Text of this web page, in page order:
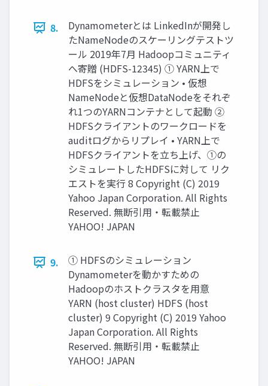
8.
Dynamometerとは LinkedInが開発し
たNameNodeのスケーリングテストツ
ール 2019年7月 Hadoopコミュニティ
へ寄贈 (HDFS-12345) ① YARN上で
HDFSをシミュレーション • 仮想
NameNodeと仮想DataNodeをそれぞ
れ1つのYARNコンテナとして起動 ②
HDFSクライアントのワークロードを
auditログからリプレイ • YARN上で
HDFSクライアントを立ち上げ、①の
シミュレートしたHDFSに対して リク
エストを実行 8 Copyright (C) 2019
Yahoo Japan Corporation. All Rights
Reserved. 無断引用・転載禁止
YAHOO! JAPAN
9.
① HDFSのシミュレーション
Dynamometerを動かすための
Hadoopのホストクラスタを用意
YARN (host cluster) HDFS (host
cluster) 9 Copyright (C) 2019 Yahoo
Japan Corporation. All Rights
Reserved. 無断引用・転載禁止
YAHOO! JAPAN